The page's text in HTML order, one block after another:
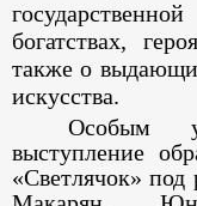
богатствах,
также о
искусства.
Особым
выступление
«Светлячок»